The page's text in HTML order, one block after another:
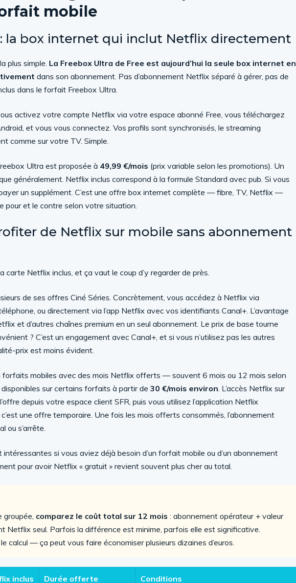
mobile
la box internet qui inclut Netflix directement
plus simple. La Freebox Ultra de Free est aujourd’hui la seule box internet en
dans son abonnement. Pas d’abonnement Netflix séparé à gérer, pas de
dans le forfait Freebox Ultra.
activez votre compte Netflix via votre espace abonné Free, vous téléchargez
et vous vous connectez. Vos profils sont synchronisés, le streaming
comme sur votre TV. Simple.
Ultra est proposée à 49,99 €/mois (prix variable selon les promotions). Un
généralement. Netflix inclus correspond à la formule Standard avec pub. Si vous
un supplément. C’est une offre box internet complète — fibre, TV, Netflix —
et le contre selon votre situation.
de Netflix sur mobile sans abonnement
carte Netflix inclus, et ça vaut le coup d’y regarder de près.
de ses offres Ciné Séries. Concrètement, vous accédez à Netflix via
ou directement via l’app Netflix avec vos identifiants Canal+. L’avantage
et d’autres chaînes premium en un seul abonnement. Le prix de base tourne
? C’est un engagement avec Canal+, et si vous n’utilisez pas les autres
prix est moins évident.
forfaits mobiles avec des mois Netflix offerts — souvent 6 mois ou 12 mois selon
sur certains forfaits à partir de 30 €/mois environ. L’accès Netflix sur
depuis votre espace client SFR, puis vous utilisez l’application Netflix
une offre temporaire. Une fois les mois offerts consommés, l’abonnement
ou s’arrête.
si vous aviez déjà besoin d’un forfait mobile ou d’un abonnement
pour avoir Netflix « gratuit » revient souvent plus cher au total.
groupée, comparez le coût total sur 12 mois : abonnement opérateur + valeur
Netflix seul. Parfois la différence est minime, parfois elle est significative.
calcul — ça peut vous faire économiser plusieurs dizaines d’euros.
inclus Durée offerte Conditions